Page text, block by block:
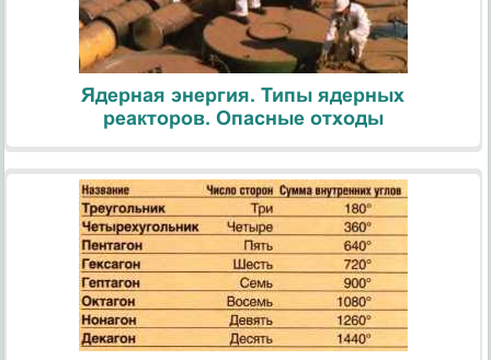
Ядерная энергия. Типы ядерных
реакторов. Опасные отходы